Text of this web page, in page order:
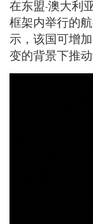
在东盟-澳大利
框架内举行的
示，该国可增
变的背景下推